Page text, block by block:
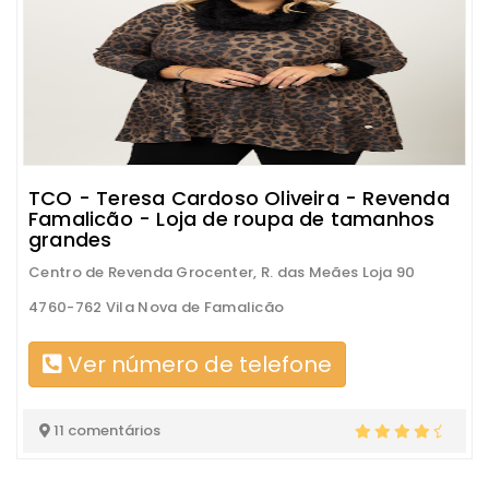
TCO - Teresa Cardoso Oliveira - Revenda
Famalicão - Loja de roupa de tamanhos
grandes
Centro de Revenda Grocenter, R. das Meães Loja 90
4760-762 Vila Nova de Famalicão
Ver número de telefone
11 comentários